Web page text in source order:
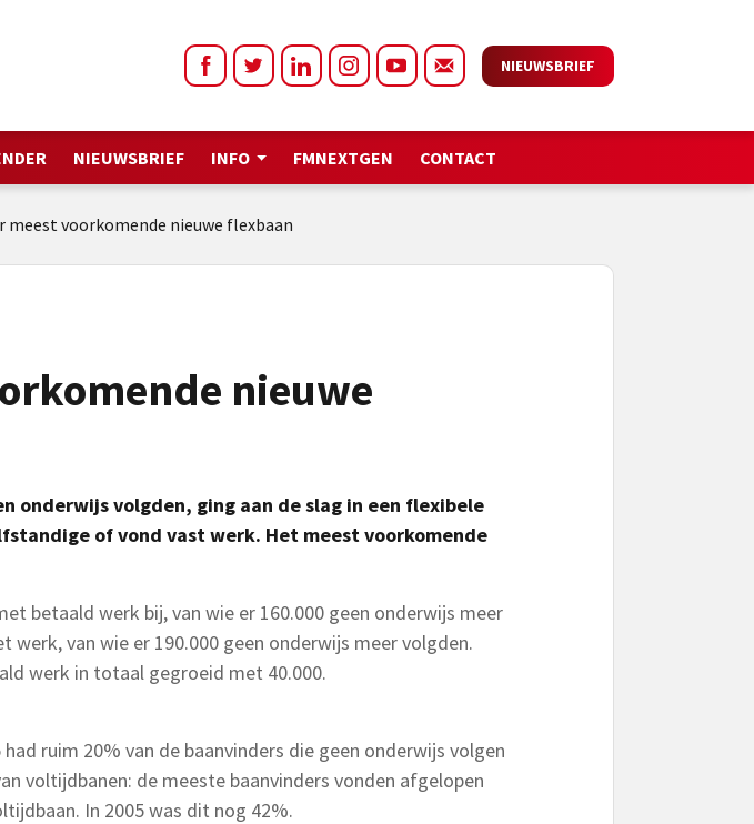
NIEUWSBRIEF
NIEUWSBRIEF INFO FMNEXTGEN CONTACT
meest voorkomende nieuwe flexbaan
nieuwe
onderwijs volgden, ging aan de slag in een flexibele
of vond vast werk. Het meest voorkomende
betaald werk bij, van wie er 160.000 geen onderwijs meer
van wie er 190.000 geen onderwijs meer volgden.
werk in totaal gegroeid met 40.000.
ruim 20% van de baanvinders die geen onderwijs volgen
voltijdbanen: de meeste baanvinders vonden afgelopen
In 2005 was dit nog 42%.